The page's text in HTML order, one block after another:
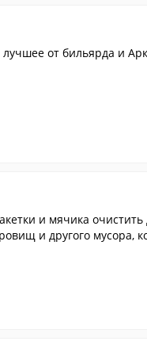
лучшее от бильярда и
и мячика очистить
и другого мусора,